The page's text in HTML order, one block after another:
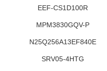
EEF-CS1D100R
MPM3830GQV-P
N25Q256A13EF840E
SRV05-4HTG